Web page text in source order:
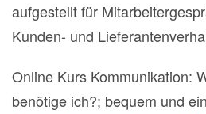
aufgestellt für
Kunden- und
Online Kurs Kommunikation:
benötige ich?; bequem und